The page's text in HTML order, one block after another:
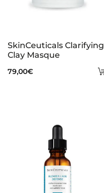
SkinCeuticals Clarifying
Clay Masque
79,00€